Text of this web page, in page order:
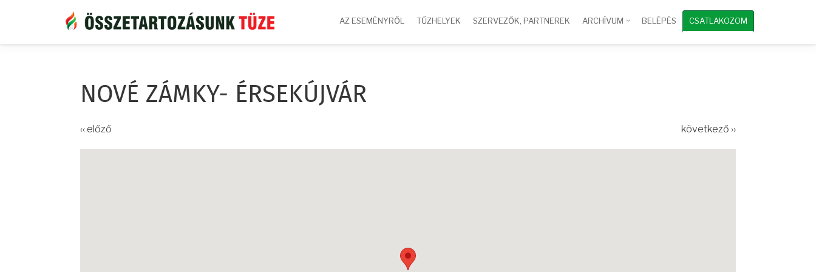
AZ ESEMÉNYRŐL TŰZHELYEK SZERVEZŐK, PARTNEREK ARCHÍVUM BELÉPÉS CSATLAKOZOM
NOVÉ ZÁMKY- ÉRSEKÚJVÁR
‹‹ előző következő ››